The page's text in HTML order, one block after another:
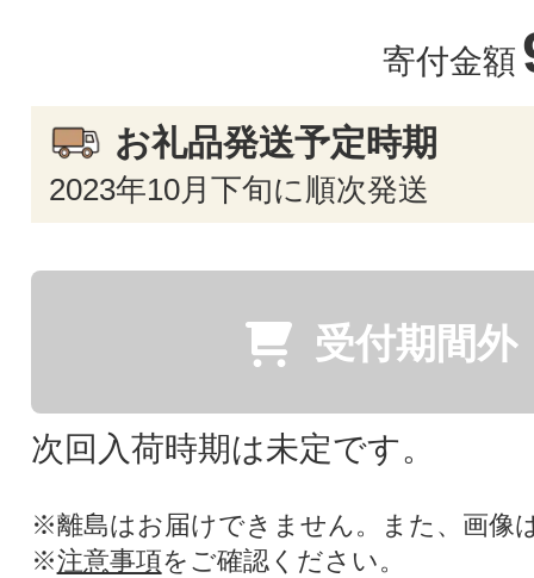
寄付金額
お礼品発送予定時期
2023年10月下旬に順次発送
受付期間外
次回入荷時期は未定です。
※離島はお届けできません。また、画像
※注意事項をご確認ください。